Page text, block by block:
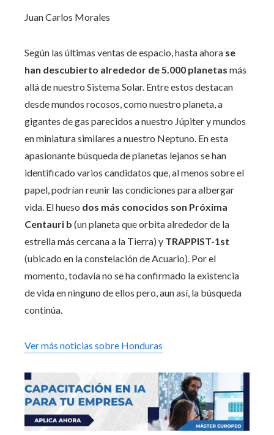
Juan Carlos Morales
Según las últimas ventas de espacio, hasta ahora se
han descubierto alrededor de 5.000 planetas más
allá de nuestro Sistema Solar. Entre estos destacan
desde mundos rocosos, como nuestro planeta, a
gigantes de gas parecidos a nuestro Júpiter y mundos
en miniatura similares a nuestro Neptuno. En esta
apasionante búsqueda de planetas lejanos se han
identificado varios candidatos que, al menos sobre el
papel, podrían reunir las condiciones para albergar
vida. El hueso dos más conocidos son Próxima
Centauri b (un planeta que orbita alrededor de la
estrella más cercana a la Tierra) y TRAPPIST-1st
(ubicado en la constelación de Acuario). Por el
momento, todavía no se ha confirmado la existencia
de vida en ninguno de ellos pero, aun así, la búsqueda
continúa.
Ver más noticias sobre Honduras